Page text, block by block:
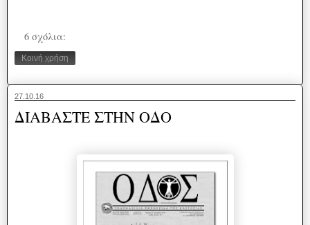
6 σχόλια:
Κοινή χρήση
27.10.16
ΔΙΑΒΑΣΤΕ ΣΤΗΝ ΟΔΟ